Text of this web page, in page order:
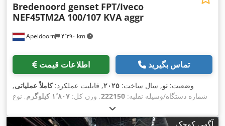
Apeldoorn ۴٬۳۹۰ km
Bredenoord genset FPT/Iveco
NEF45TM2A 100/107 KVA aggr
اطلاعات قیمت تماس بگیرید
وضعیت: نو, سال ساخت: ۲۰۲۵, قابلیت عملکرد:کاملاً عملیاتی,
شماره دستگاه/وسیله نقلیه: 222150, وزن کل: ۱٬۸۰۷ کیلوگرم
, نوع
, ظرفیت مخزن:
کیلووات (۱۰۸٫۷۷ اسب بخار)
, ولتاژ خروجی: ۴۰۰ V, فرکانس